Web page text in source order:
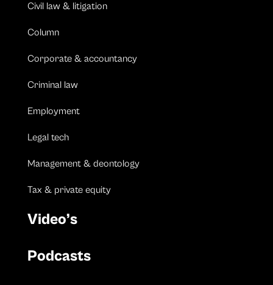
Civil law & litigation
Column
Corporate & accountancy
Criminal law
Employment
Legal tech
Management & deontology
Tax & private equity
Video’s
Podcasts